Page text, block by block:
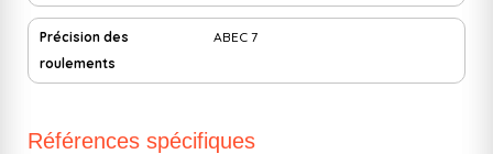
Précision des
roulements
ABEC 7
Références spécifiques